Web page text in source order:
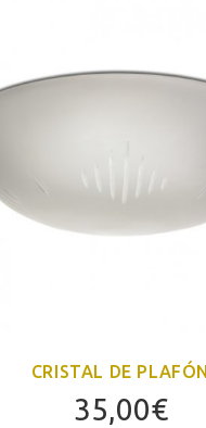
CRISTAL DE PLAFÓN
35,00€